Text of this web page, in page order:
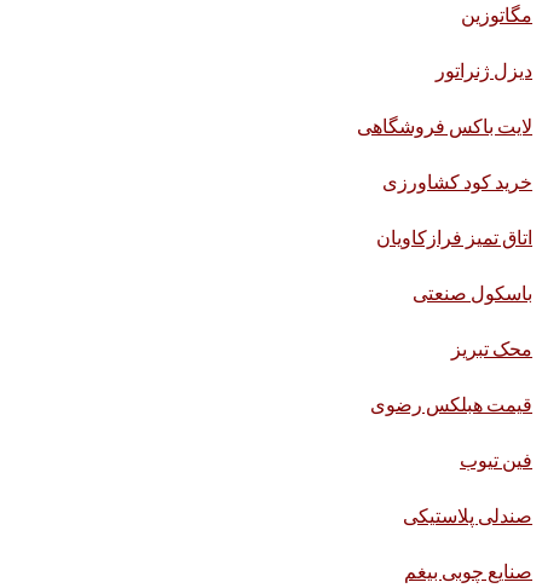
مگاتوزین
دیزل ژنراتور
لایت باکس فروشگاهی
خرید کود کشاورزی
اتاق تمیز فرازکاویان
باسکول صنعتی
محک تبریز
قیمت هبلکس رضوی
فین تیوب
صندلی پلاستیکی
صنایع چوبی بیغم